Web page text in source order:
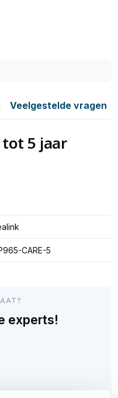
Veelgestelde vragen
5 jaar
CARE-5
experts!